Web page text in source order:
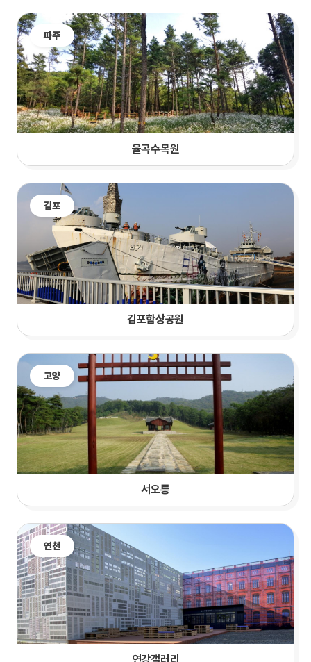
파주
율곡수목원
김포
김포함상공원
고양
서오릉
연천